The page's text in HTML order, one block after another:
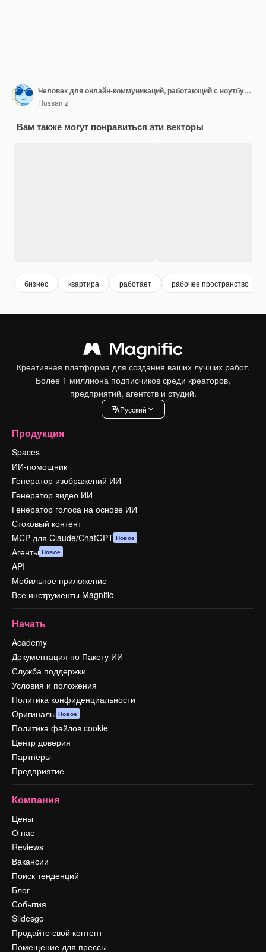
Человек для онлайн-коммуникаций, работающий с ноутбуком и чат-интерфейсом
Hussamz
Вам также могут понравиться эти векторы
бизнес квартира работает рабочее пространство
Креативная платформа для создания ваших лучших работ.
Более 1 миллиона подписчиков среди креаторов,
предприятий, агентств и студий.
Pусский
Продукция
Spaces
ИИ-помощник
Генератор изображений ИИ
Генератор видео ИИ
Генератор голоса на основе ИИ
Стоковый контент
MCP для Claude/ChatGPT Новое
Агенты Новое
API
Мобильное приложение
Все инструменты Magnific
Начать
Academy
Документация по Пакету ИИ
Служба поддержки
Условия и положения
Политика конфиденциальности
Оригиналы Новое
Политика файлов cookie
Центр доверия
Партнеры
Предприятие
Компания
Цены
О нас
Reviews
Вакансии
Поиск тенденций
Блог
События
Slidesgo
Продайте свой контент
Помещение для прессы